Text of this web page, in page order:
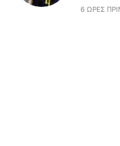
6 ΏΡΕΣ